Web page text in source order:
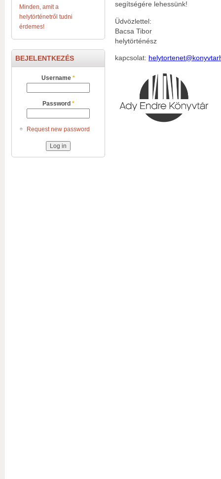
segítségére lehessünk!
Üdvözlettel:
Bacsa Tibor
helytörténész
kapcsolat:
Minden, amit a
helytörténetről tudni
érdemes!
BEJELENTKEZÉS
Username *
Password *
Request new password